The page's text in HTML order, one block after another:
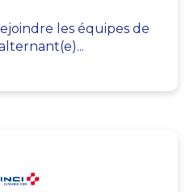
les équipes de